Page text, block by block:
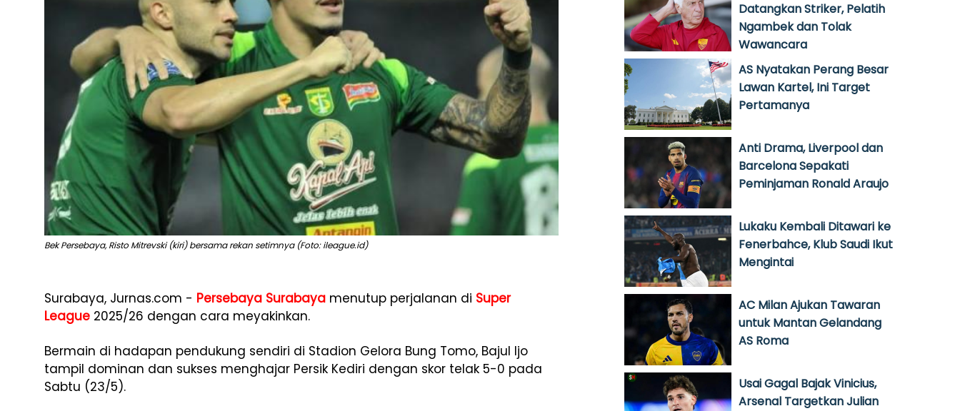
Bek Persebaya, Risto Mitrevski (kiri) bersama rekan setimnya (Foto: ileague.id)
Surabaya, Jurnas.com - Persebaya Surabaya menutup perjalanan di Super
League 2025/26 dengan cara meyakinkan.
Bermain di hadapan pendukung sendiri di Stadion Gelora Bung Tomo, Bajul Ijo
tampil dominan dan sukses menghajar Persik Kediri dengan skor telak 5-0 pada
Sabtu (23/5).
Datangkan Striker, Pelatih
Ngambek dan Tolak
Wawancara
AS Nyatakan Perang Besar
Lawan Kartel, Ini Target
Pertamanya
Anti Drama, Liverpool dan
Barcelona Sepakati
Peminjaman Ronald Araujo
Lukaku Kembali Ditawari ke
Fenerbahce, Klub Saudi Ikut
Mengintai
AC Milan Ajukan Tawaran
untuk Mantan Gelandang
AS Roma
Usai Gagal Bajak Vinicius,
Arsenal Targetkan Julian